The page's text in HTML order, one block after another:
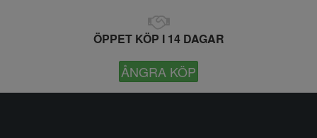
ÖPPET KÖP I 14 DAGAR
ÅNGRA KÖP